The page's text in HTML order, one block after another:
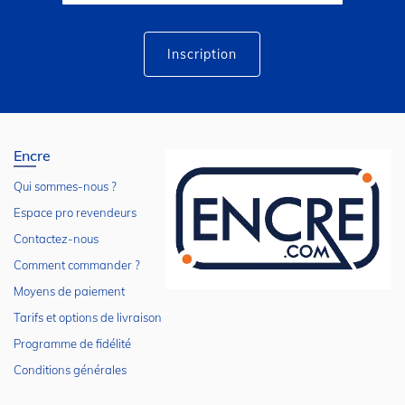
lettre
Inscription
Encre
Qui sommes-nous ?
Espace pro revendeurs
Contactez-nous
Comment commander ?
Moyens de paiement
Tarifs et options de livraison
Programme de fidélité
Conditions générales